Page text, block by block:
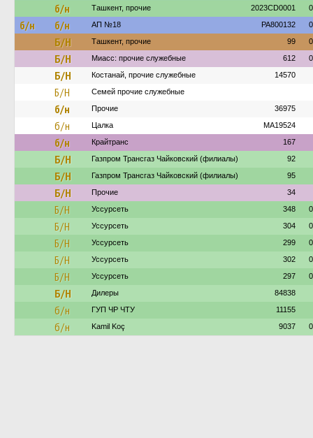
б/н Ташкент, прочие 2023CD0001
б/н б/н АП №18 PA800132
Б/Н Ташкент, прочие 99
Б/Н Миасс: прочие служебные 612
Б/Н Костанай, прочие служебные 14570
Б/Н Семей прочие служебные
б/н Прочие 36975
б/н Цалка MA19524
б/н Крайтранс 167
Б/Н Газпром Трансгаз Чайковский (филиалы) 92
Б/Н Газпром Трансгаз Чайковский (филиалы) 95
Б/Н Прочие 34
Б/Н Уссурсеть 348
Б/Н Уссурсеть 304
Б/Н Уссурсеть 299
Б/Н Уссурсеть 302
Б/Н Уссурсеть 297
Б/Н Дилеры 84838
б/н ГУП ЧР ЧТУ 11155
б/н Kamil Koç 9037